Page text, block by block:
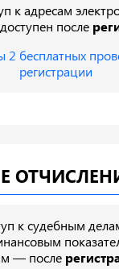
к адресам
после
2 бесплатных
регистрации
к судебным
— после